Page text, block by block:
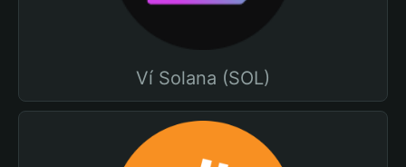
Ví Solana (SOL)